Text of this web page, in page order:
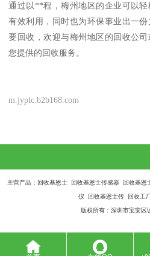
通过以**程，梅州地区的企业可以
有效利用，同时也为环保事业出一
要回收，欢迎与梅州地区的回收公
您提供的回收服务。
m.jyplc.b2b168.com
主营产品：回收基恩士 回收基恩士传感器 回收基
仪 回收基恩士传 回收工
版权所有：深圳市宝安区